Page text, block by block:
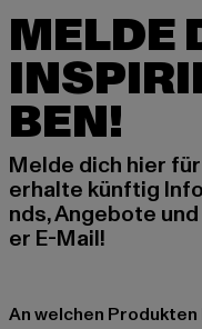
MELDE
BEN!
Melde dich hier
erhalte künftig
nds, Angebote
er E-Mail!
An welchen